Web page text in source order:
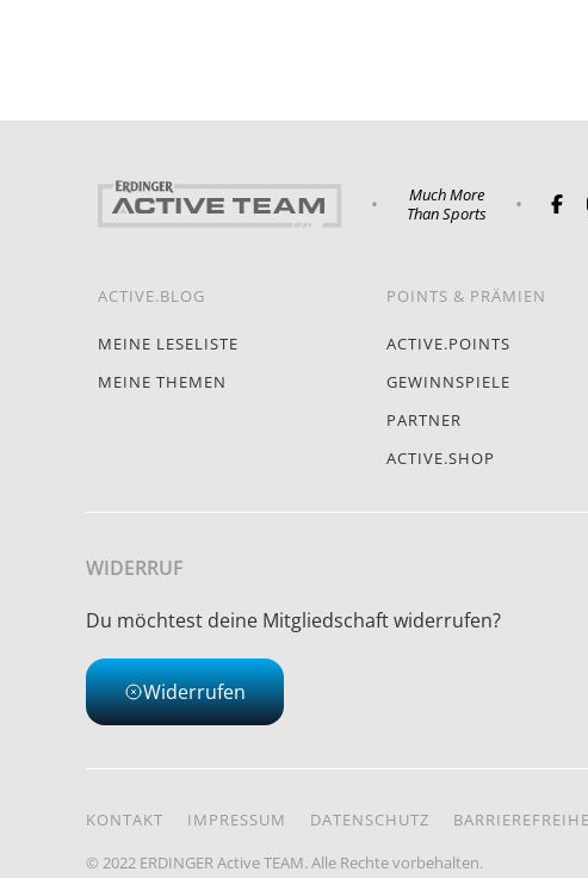
•
Much More
Than Sports
•
ACTIVE.BLOG
MEINE LESELISTE
MEINE THEMEN
POINTS & PRÄMIEN
ACTIVE.POINTS
GEWINNSPIELE
PARTNER
ACTIVE.SHOP
WIDERRUF
Du möchtest deine Mitgliedschaft widerrufen?
Widerrufen
KONTAKT IMPRESSUM DATENSCHUTZ
© 2022 ERDINGER Active TEAM. Alle Rechte vorbehalten.